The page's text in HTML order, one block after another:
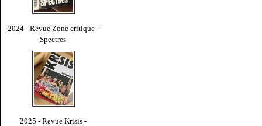
2024 - Revue Zone critique -
Spectres
2025 - Revue Krisis -